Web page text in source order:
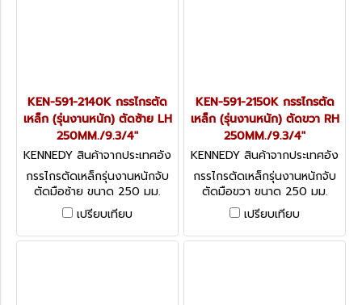
KEN-591-2140K กรรไกรตัด
เหล็ก (รุ่นงานหนัก) ตัดซ้าย LH
250MM./9.3/4"
KENNEDY สินค้าจากประเทศอัง
กฤษ KEN-591-2140K
กรรไกรตัดเหล็กรุ่นงานหนักจับ
ตัดมือซ้าย ขนาด 250 มม.
9.3/4" OFFSET L/H
CUTTING SNIPS
เปรียบเทียบ
KEN-591-2150K กรรไกรตัด
เหล็ก (รุ่นงานหนัก) ตัดขวา RH
250MM./9.3/4"
KENNEDY สินค้าจากประเทศอัง
กฤษ KEN-591-2150K
กรรไกรตัดเหล็กรุ่นงานหนักจับ
ตัดมือขวา ขนาด 250 มม.
9.3/4" OFFSET L/H
CUTTING SNIPS
เปรียบเทียบ